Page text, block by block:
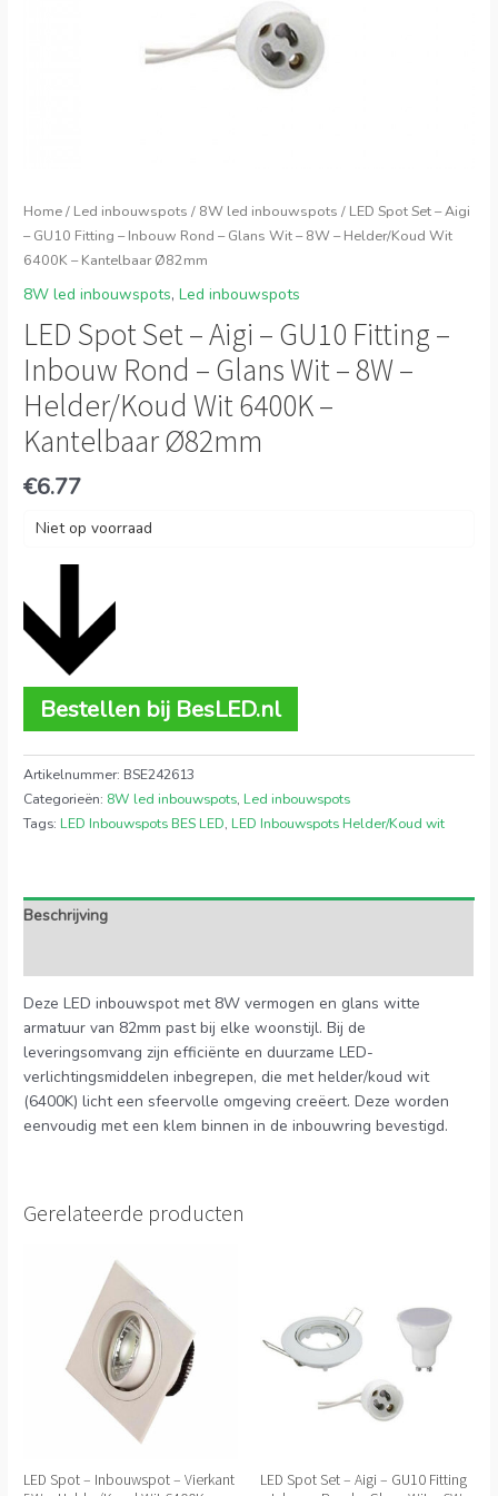
Home/ Led inbouwspots / 8W led inbouwspots / LED Spot Set – Aigi
– GU10 Fitting – Inbouw Rond – Glans Wit – 8W – Helder/Koud Wit
6400K – Kantelbaar Ø82mm
8W led inbouwspots,Led inbouwspots
LED Spot Set – Aigi – GU10 Fitting –
Inbouw Rond – Glans Wit – 8W –
Helder/Koud Wit 6400K –
Kantelbaar Ø82mm
€6.77
Niet op voorraad
Bestellen bij BesLED.nl
Artikelnummer: BSE242613
Categorieën: 8W led inbouwspots, Led inbouwspots
Tags: LED Inbouwspots BES LED, LED Inbouwspots Helder/Koud wit
Beschrijving
Deze LED inbouwspot met 8W vermogen en glans witte
armatuur van 82mm past bij elke woonstijl. Bij de
leveringsomvang zijn efficiënte en duurzame LED-
verlichtingsmiddelen inbegrepen, die met helder/koud wit
(6400K) licht een sfeervolle omgeving creëert. Deze worden
eenvoudig met een klem binnen in de inbouwring bevestigd.
Gerelateerde producten
LED Spot – Inbouwspot – Vierkant
LED Spot Set – Aigi – GU10 Fitting